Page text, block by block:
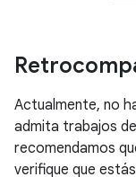
Actualmente, no
admita trabajos
recomendamos
verifique que